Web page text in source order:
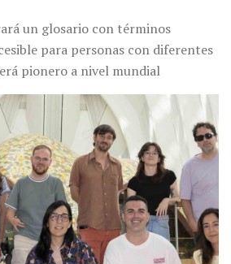
un glosario con términos
para personas con diferentes
pionero a nivel mundial